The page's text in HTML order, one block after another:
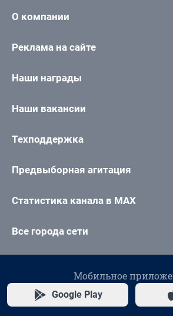
О компании
Реклама на сайте
Наши награды
Наши вакансии
Техподдержка
Предвыборная агитация
Статистика канала в MAX
Все города сети
Мобильное
Google Play